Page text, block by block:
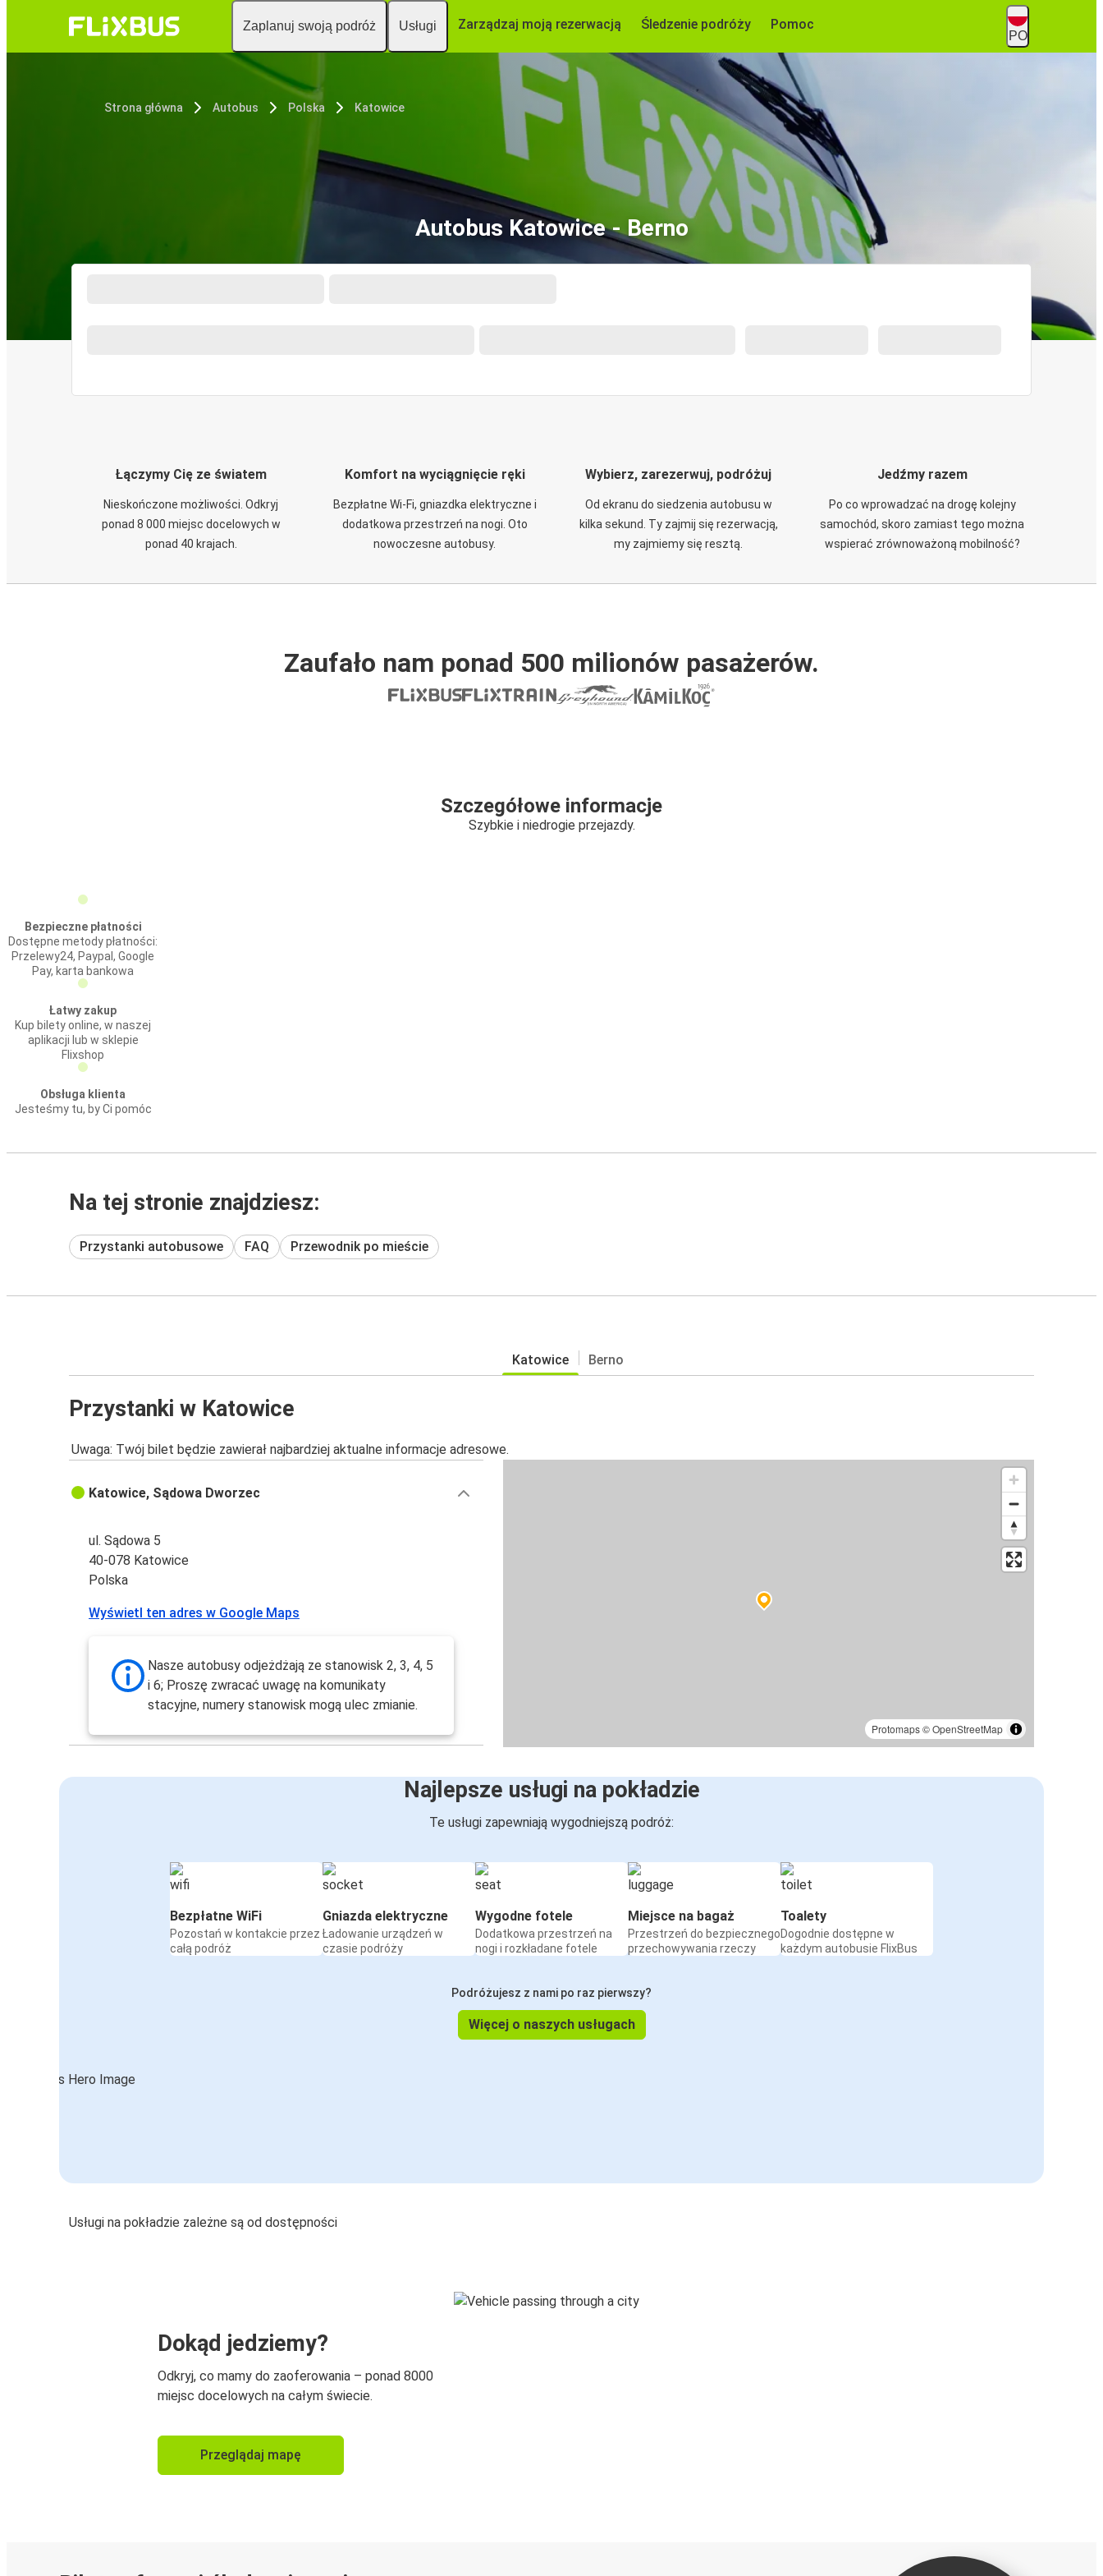
Zaplanuj swoją podróż Usługi Zarządzaj moją rezerwacją Śledzenie podróży Pomoc
PO
Strona główna Autobus Polska Katowice
Autobus Katowice - Berno
Łączymy Cię ze światem
Nieskończone możliwości. Odkryj
ponad 8 000 miejsc docelowych w
ponad 40 krajach.
Komfort na wyciągnięcie ręki
Bezpłatne Wi-Fi, gniazdka elektryczne i
dodatkowa przestrzeń na nogi. Oto
nowoczesne autobusy.
Wybierz, zarezerwuj, podróżuj
Od ekranu do siedzenia autobusu w
kilka sekund. Ty zajmij się rezerwacją,
my zajmiemy się resztą.
Jedźmy razem
Po co wprowadzać na drogę kolejny
samochód, skoro zamiast tego można
wspierać zrównoważoną mobilność?
Zaufało nam ponad 500 milionów pasażerów.
Szczegółowe informacje
Szybkie i niedrogie przejazdy.
Bezpieczne płatności
Dostępne metody płatności:
Przelewy24, Paypal, Google
Pay, karta bankowa
Łatwy zakup
Kup bilety online, w naszej
aplikacji lub w sklepie
Flixshop
Obsługa klienta
Jesteśmy tu, by Ci pomóc
Na tej stronie znajdziesz:
Przystanki autobusowe FAQ Przewodnik po mieście
Katowice Berno
Przystanki w Katowice
Uwaga: Twój bilet będzie zawierał najbardziej aktualne informacje adresowe.
Protomaps©OpenStreetMap
Katowice, Sądowa Dworzec
ul. Sądowa 5
40-078 Katowice
Polska
Wyświetl ten adres w Google Maps
Nasze autobusy odjeżdżają ze stanowisk 2, 3, 4, 5
i 6; Proszę zwracać uwagę na komunikaty
stacyjne, numery stanowisk mogą ulec zmianie.
Najlepsze usługi na pokładzie
Te usługi zapewniają wygodniejszą podróż:
Bezpłatne WiFi
Pozostań w kontakcie przez
całą podróż
Gniazda elektryczne
Ładowanie urządzeń w
czasie podróży
Wygodne fotele
Dodatkowa przestrzeń na
nogi i rozkładane fotele
Miejsce na bagaż
Przestrzeń do bezpiecznego
przechowywania rzeczy
Toalety
Dogodnie dostępne w
każdym autobusie FlixBus
Podróżujesz z nami po raz pierwszy?
Więcej o naszych usługach
Usługi na pokładzie zależne są od dostępności
Dokąd jedziemy?
Odkryj, co mamy do zaoferowania – ponad 8000
miejsc docelowych na całym świecie.
Przeglądaj mapę